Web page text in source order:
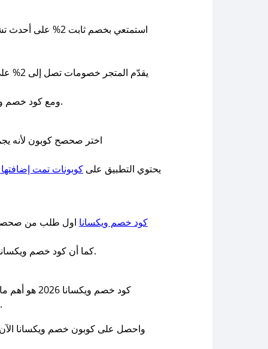
استمتعي بخصم
يقدّم
ومع كود خصم ويكسانا السعودية يمكنك الجمع بين الخصومات الثابتة والعروض المحدودة الزمن للحصول على أفضل صفقة ممكنة.
اختر صحصح كوبون لأنه
يحتوي التطبيق على كوبونات تمت
كود خصم ويكسانا
كما أن كود خصم ويكسانا 2026 يقدّم عروضاً مستمرة تشمل مختلف أقسام المتجر، لتجد كل ما تبحث عنه في مكان واحد وبأسعار مخفّضة.
الاستثناءات المتوفرة داخل اقسام المتجر فهي مواكبة لك لأجهزة للعناية بالجمال والصحةوالأدوات المنزلية الجديدة.
واحصل على كوبون خصم ويكسانا الآن